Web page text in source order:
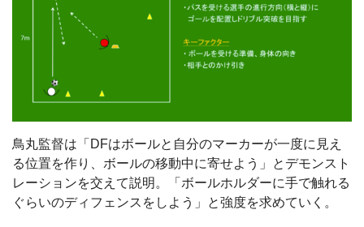
鳥丸監督は「DFはボールと自分のマーカーが一度に見え
る位置を作り、ボールの移動中に寄せよう」とデモンスト
レーションを交えて説明。「ボールホルダーに手で触れる
ぐらいのディフェンスをしよう」と強度を求めていく。